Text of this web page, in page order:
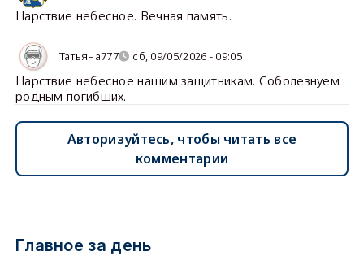
Царствие небесное. Вечная память.
Татьяна777 сб, 09/05/2026 - 09:05
Царствие небесное нашим защитникам. Соболезнуем
родным погибших.
Авторизуйтесь, чтобы читать все
комментарии
Главное за день